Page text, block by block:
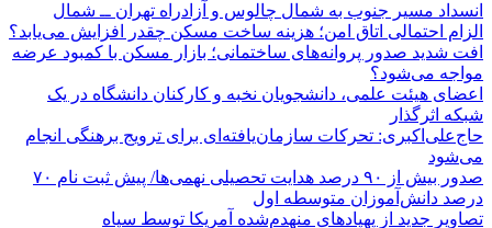
انسداد مسیر جنوب به شمال چالوس و آزادراه تهران ــ شمال
الزام احتمالی اتاق امن؛ هزینه ساخت مسکن چقدر افزایش می‌یابد؟
افت شدید صدور پروانه‌های ساختمانی؛ بازار مسکن با کمبود عرضه
مواجه می‌شود؟
اعضای هیئت علمی، دانشجویان نخبه و کارکنان دانشگاه در یک
شبکه‌ اثرگذار
حاج‌علی‌اکبری: تحرکات سازمان‌یافته‌ای برای ترویج برهنگی انجام
می‌شود
صدور بیش از ۹۰ درصد هدایت تحصیلی نهمی‌ها/ پیش ثبت نام ۷۰
درصد دانش‌آموزان متوسطه اول
تصاویر جدید از پهپادهای منهدم‌شده آمریکا توسط سپاه